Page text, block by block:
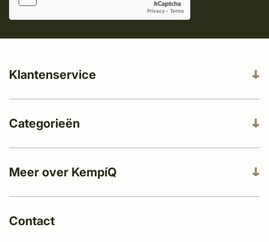
Meer over KempíQ
Klantenservice
Categorieën
Contact